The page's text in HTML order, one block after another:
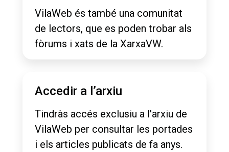
VilaWeb és també una comunitat
de lectors, que es poden trobar als
fòrums i xats de la XarxaVW.
Accedir a l’arxiu
Tindràs accés exclusiu a l'arxiu de
VilaWeb per consultar les portades
i els articles publicats de fa anys.